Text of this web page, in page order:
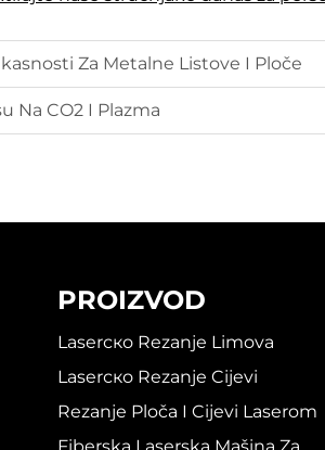
Za Metalne Listove I Ploče
Na CO2 I Plazma
PROIZVOD
Laserско Rezanje Limova
Laserско Rezanje Cijevi
Rezanje Ploča I Cijevi Laserom
Fiberska Laserska Mašina Za